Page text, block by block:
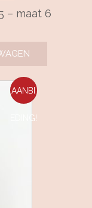
– maat 6
AANBI
EDING!